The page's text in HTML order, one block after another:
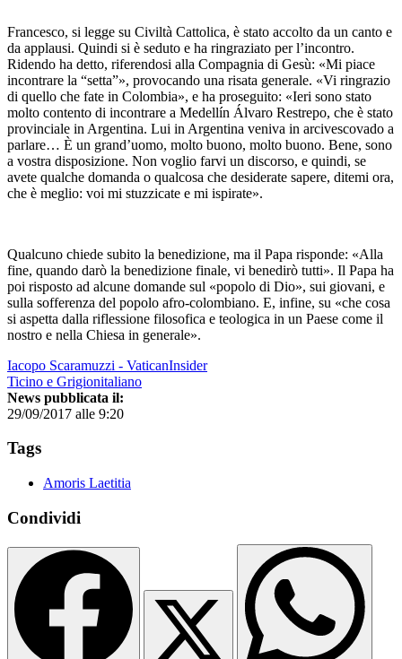
Francesco, si legge su Civiltà Cattolica, è stato accolto da un canto e
da applausi. Quindi si è seduto e ha ringraziato per l’incontro.
Ridendo ha detto, riferendosi alla Compagnia di Gesù: «Mi piace
incontrare la “setta”», provocando una risata generale. «Vi ringrazio
di quello che fate in Colombia», e ha proseguito: «Ieri sono stato
molto contento di incontrare a Medellín Álvaro Restrepo, che è stato
provinciale in Argentina. Lui in Argentina veniva in arcivescovado a
parlare… È un grand’uomo, molto buono, molto buono. Bene, sono
a vostra disposizione. Non voglio farvi un discorso, e quindi, se
avete qualche domanda o qualcosa che desiderate sapere, ditemi ora,
che è meglio: voi mi stuzzicate e mi ispirate».
Qualcuno chiede subito la benedizione, ma il Papa risponde: «Alla
fine, quando darò la benedizione finale, vi benedirò tutti». Il Papa ha
poi risposto ad alcune domande sul «popolo di Dio», sui giovani, e
sulla sofferenza del popolo afro-colombiano. E, infine, su «che cosa
si aspetta dalla riflessione filosofica e teologica in un Paese come il
nostro e nella Chiesa in generale».
Iacopo Scaramuzzi - VaticanInsider
Ticino e Grigionitaliano
News pubblicata il:
29/09/2017 alle 9:20
Tags
Amoris Laetitia
Condividi